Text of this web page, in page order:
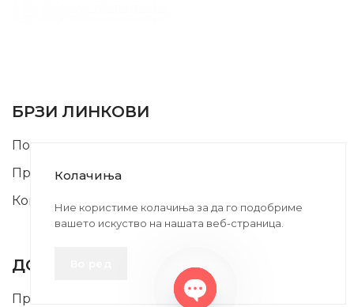
БРЗИ ЛИНКОВИ
Почетна
Производи
Контакт
ДОБРО Е ДА ЗНАЕТЕ
Правила и Услови
Колачиња
Ние користиме колачиња за да го подобриме
вашето искуство на нашата веб-страница.